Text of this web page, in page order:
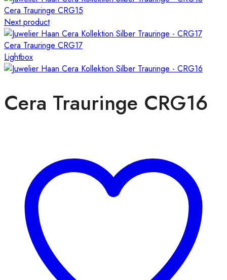
Cera Trauringe CRG15
Next product
Cera Trauringe CRG17
Lightbox
Cera Trauringe CRG16